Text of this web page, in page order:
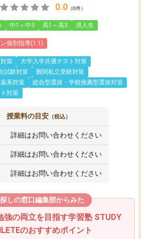
0.0 （0件）
中1～中3 高1～高3 浪人生
個別指導(1:1)
策
大学入学共通テスト対策
試験対策
難関私立受験対策
系対策
総合型選抜・学校推薦型選抜対策
対策
授業料の目安 （税込）
詳細はお問い合わせください
詳細はお問い合わせください
詳細はお問い合わせください
しの窓口編集部からみた
強の両立を目指す学習塾 STUDY
のおすすめポイント